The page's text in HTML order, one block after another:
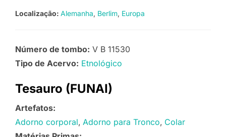
Localização: Alemanha Berlim Europa
Número de tombo: V B 11530
Tipo de Acervo: Etnológico
Tesauro (FUNAI)
Artefatos:
Adorno corporal Adorno para Tronco Colar